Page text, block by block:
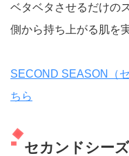
ベタベタさせるだけの
側から持ち上がる肌を
SECOND SEASON（
ちら
セカンドシー